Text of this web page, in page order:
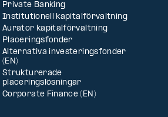
Private Banking
Institutionell kapitalförvaltning
Aurator kapitalförvaltning
Placeringsfonder
Alternativa investeringsfonder
(EN)
Strukturerade
placeringslösningar
Corporate Finance (EN)